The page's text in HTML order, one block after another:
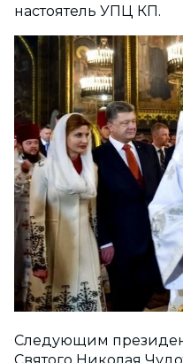
настоятель УПЦ КП.
Следующим
Святого Николая